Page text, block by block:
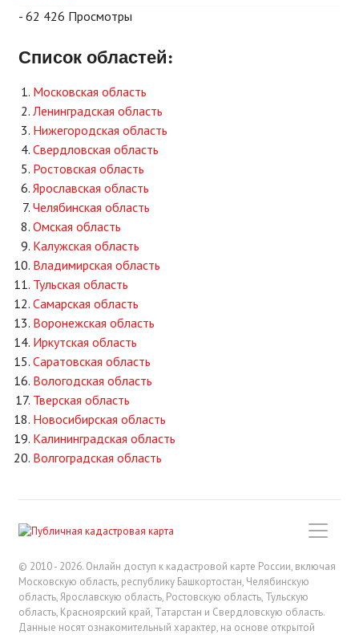
- 62 426 Просмотры
Список областей:
Московская область
Ленинградская область
Нижегородская область
Свердловская область
Ростовская область
Ярославская область
Челябинская область
Омская область
Калужская область
Владимирская область
Тульская область
Самарская область
Воронежская область
Иркутская область
Саратовская область
Вологодская область
Тверская область
Новосибирская область
Калининградская область
Волгоградская область
© 2010 - 2026. Онлайн доступ к кадастровой карте России, включая
Московскую область, республику Башкортостан, Челябинскую
область, Ярославскую область, Ростовскую область, Тульскую
область, Красноярский край, Татарстан и Свердловскую область.
Данные носят ознакомительный характер, на основе открытой